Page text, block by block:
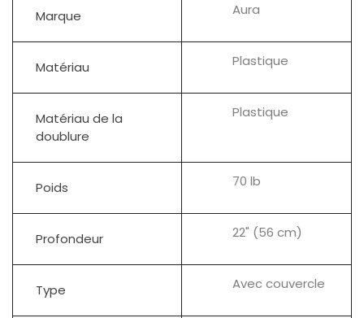
Marque Aura
Matériau Plastique
Matériau de la
doublure
Plastique
Poids 70 lb
Profondeur 22" (56 cm)
Type Avec couvercle